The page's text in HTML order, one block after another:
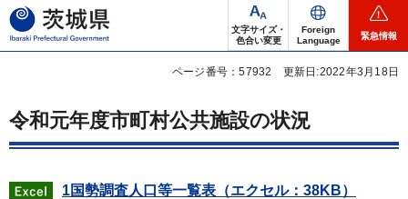
茨城県
文字サイズ・
色合い変更
Foreign
Language
緊急情報
ページ番号：57932 更新日:2022年3月18日
令和元年度市町村公共施設の状況
1国勢調査人口等一覧表（エクセル：38KB）